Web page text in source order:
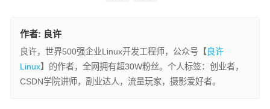
作者: 良许
良许，世界500强企业Linux开发工程师，公众号【 良许
Linux】的作者，全网拥有超30W粉丝。个人标签：创业者，
CSDN学院讲师，副业达人，流量玩家，摄影爱好者。